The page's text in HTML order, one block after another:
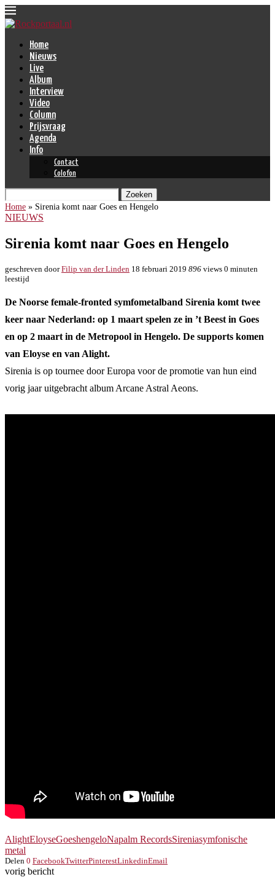
Home
Nieuws
Live
Album
Interview
Video
Column
Prijsvraag
Agenda
Info
Contact
Colofon
Zoeken
Home » Sirenia komt naar Goes en Hengelo
NIEUWS
Sirenia komt naar Goes en Hengelo
geschreven doorFilip van der Linden 18 februari 2019 896 views 0 minuten
leestijd
De Noorse female-fronted symfometalband Sirenia komt twee
keer naar Nederland: op 1 maart spelen ze in ’t Beest in Goes
en op 2 maart in de Metropool in Hengelo. De supports komen
van Eloyse en van Alight.
Sirenia is op tournee door Europa voor de promotie van hun eind
vorig jaar uitgebracht album Arcane Astral Aeons.
AlightEloyseGoeshengeloNapalm RecordsSireniasymfonische
metal
Delen 0 FacebookTwitterPinterestLinkedinEmail
vorig bericht